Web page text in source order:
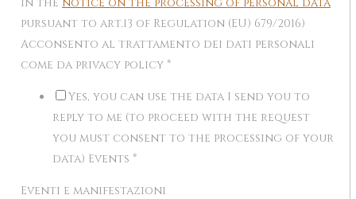
pursuant to art.13 of Regulation (EU) 679/2016)
Acconsento al trattamento dei dati personali
come da privacy policy *
Yes, you can use the data I send you to
reply to me (to proceed with the request
you must consent to the processing of your
data) Events *
Eventi e manifestazioni